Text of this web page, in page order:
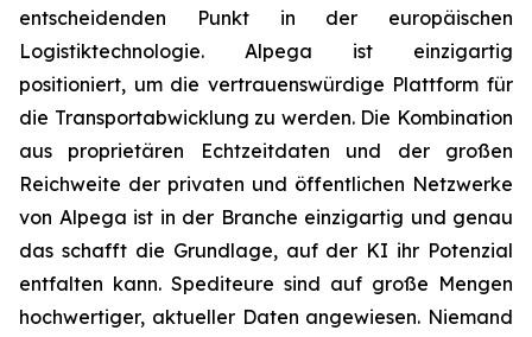
entscheidenden Punkt in der europäischen
Logistiktechnologie. Alpega ist einzigartig
positioniert, um die vertrauenswürdige Plattform für
die Transportabwicklung zu werden. Die Kombination
aus proprietären Echtzeitdaten und der großen
Reichweite der privaten und öffentlichen Netzwerke
von Alpega ist in der Branche einzigartig und genau
das schafft die Grundlage, auf der KI ihr Potenzial
entfalten kann. Spediteure sind auf große Mengen
hochwertiger, aktueller Daten angewiesen. Niemand